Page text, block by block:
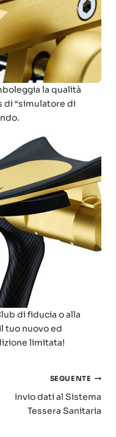
la qualità
di “simulatore di
di fiducia o alla
tuo nuovo ed
limitata!
SEGUENTE
Invio dati al Sistema
Tessera Sanitaria